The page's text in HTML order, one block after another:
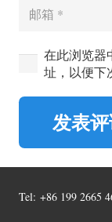
在此浏览器
址，以便下
发表
Tel: +86 199 2665